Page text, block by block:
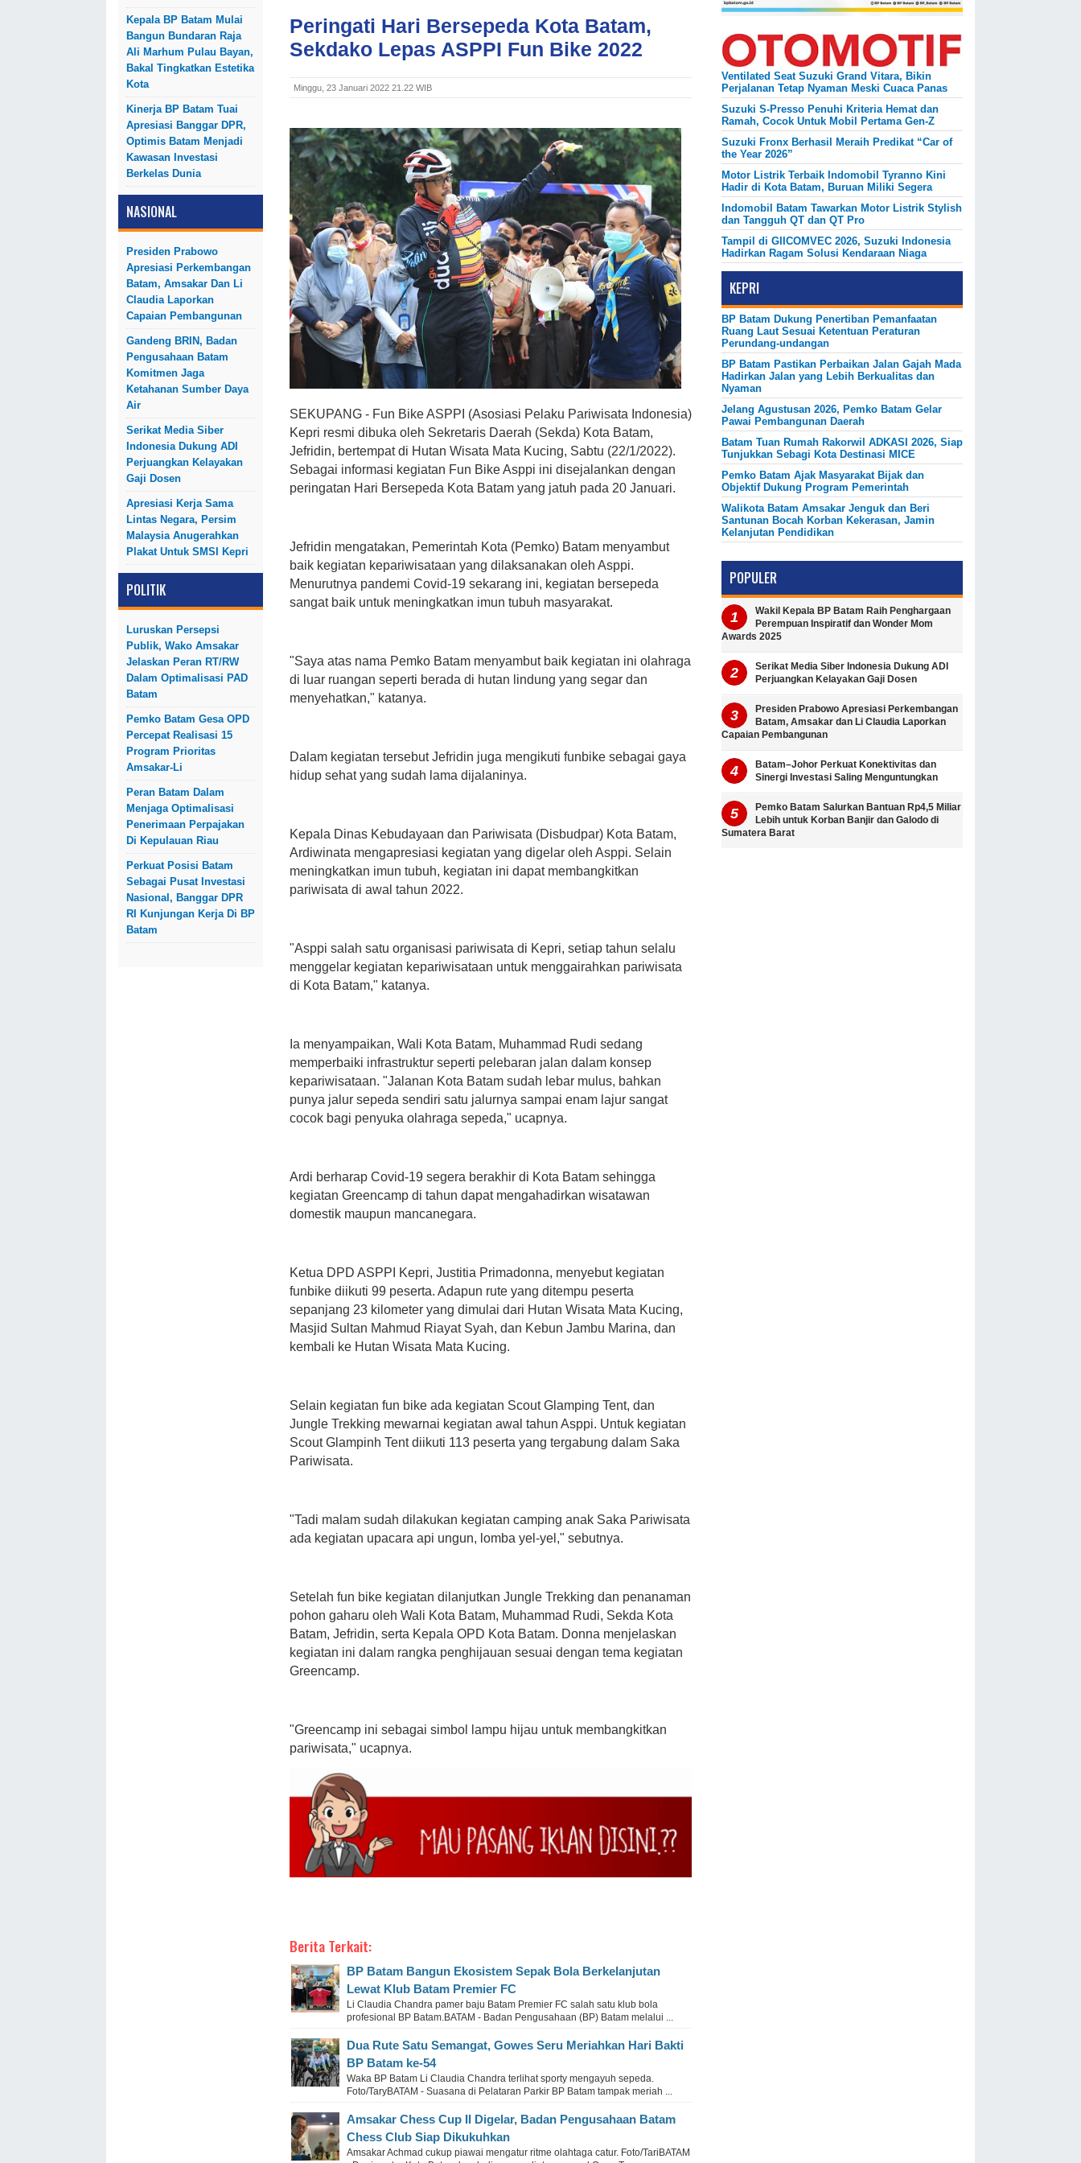
Kepala BP Batam Mulai
Bangun Bundaran Raja
Ali Marhum Pulau Bayan,
Bakal Tingkatkan Estetika
Kota
Kinerja BP Batam Tuai
Apresiasi Banggar DPR,
Optimis Batam Menjadi
Kawasan Investasi
Berkelas Dunia
NASIONAL
Presiden Prabowo
Apresiasi Perkembangan
Batam, Amsakar Dan Li
Claudia Laporkan
Capaian Pembangunan
Gandeng BRIN, Badan
Pengusahaan Batam
Komitmen Jaga
Ketahanan Sumber Daya
Air
Serikat Media Siber
Indonesia Dukung ADI
Perjuangkan Kelayakan
Gaji Dosen
Apresiasi Kerja Sama
Lintas Negara, Persim
Malaysia Anugerahkan
Plakat Untuk SMSI Kepri
POLITIK
Luruskan Persepsi
Publik, Wako Amsakar
Jelaskan Peran RT/RW
Dalam Optimalisasi PAD
Batam
Pemko Batam Gesa OPD
Percepat Realisasi 15
Program Prioritas
Amsakar-Li
Peran Batam Dalam
Menjaga Optimalisasi
Penerimaan Perpajakan
Di Kepulauan Riau
Perkuat Posisi Batam
Sebagai Pusat Investasi
Nasional, Banggar DPR
RI Kunjungan Kerja Di BP
Batam
Peringati Hari Bersepeda Kota Batam,
Sekdako Lepas ASPPI Fun Bike 2022
Minggu, 23 Januari 2022 21.22 WIB
SEKUPANG - Fun Bike ASPPI (Asosiasi Pelaku Pariwisata Indonesia)
Kepri resmi dibuka oleh Sekretaris Daerah (Sekda) Kota Batam,
Jefridin, bertempat di Hutan Wisata Mata Kucing, Sabtu (22/1/2022).
Sebagai informasi kegiatan Fun Bike Asppi ini disejalankan dengan
peringatan Hari Bersepeda Kota Batam yang jatuh pada 20 Januari.
Jefridin mengatakan, Pemerintah Kota (Pemko) Batam menyambut
baik kegiatan kepariwisataan yang dilaksanakan oleh Asppi.
Menurutnya pandemi Covid-19 sekarang ini, kegiatan bersepeda
sangat baik untuk meningkatkan imun tubuh masyarakat.
"Saya atas nama Pemko Batam menyambut baik kegiatan ini olahraga
di luar ruangan seperti berada di hutan lindung yang segar dan
menyehatkan," katanya.
Dalam kegiatan tersebut Jefridin juga mengikuti funbike sebagai gaya
hidup sehat yang sudah lama dijalaninya.
Kepala Dinas Kebudayaan dan Pariwisata (Disbudpar) Kota Batam,
Ardiwinata mengapresiasi kegiatan yang digelar oleh Asppi. Selain
meningkatkan imun tubuh, kegiatan ini dapat membangkitkan
pariwisata di awal tahun 2022.
"Asppi salah satu organisasi pariwisata di Kepri, setiap tahun selalu
menggelar kegiatan kepariwisataan untuk menggairahkan pariwisata
di Kota Batam," katanya.
Ia menyampaikan, Wali Kota Batam, Muhammad Rudi sedang
memperbaiki infrastruktur seperti pelebaran jalan dalam konsep
kepariwisataan. "Jalanan Kota Batam sudah lebar mulus, bahkan
punya jalur sepeda sendiri satu jalurnya sampai enam lajur sangat
cocok bagi penyuka olahraga sepeda," ucapnya.
Ardi berharap Covid-19 segera berakhir di Kota Batam sehingga
kegiatan Greencamp di tahun dapat mengahadirkan wisatawan
domestik maupun mancanegara.
Ketua DPD ASPPI Kepri, Justitia Primadonna, menyebut kegiatan
funbike diikuti 99 peserta. Adapun rute yang ditempu peserta
sepanjang 23 kilometer yang dimulai dari Hutan Wisata Mata Kucing,
Masjid Sultan Mahmud Riayat Syah, dan Kebun Jambu Marina, dan
kembali ke Hutan Wisata Mata Kucing.
Selain kegiatan fun bike ada kegiatan Scout Glamping Tent, dan
Jungle Trekking mewarnai kegiatan awal tahun Asppi. Untuk kegiatan
Scout Glampinh Tent diikuti 113 peserta yang tergabung dalam Saka
Pariwisata.
"Tadi malam sudah dilakukan kegiatan camping anak Saka Pariwisata
ada kegiatan upacara api ungun, lomba yel-yel," sebutnya.
Setelah fun bike kegiatan dilanjutkan Jungle Trekking dan penanaman
pohon gaharu oleh Wali Kota Batam, Muhammad Rudi, Sekda Kota
Batam, Jefridin, serta Kepala OPD Kota Batam. Donna menjelaskan
kegiatan ini dalam rangka penghijauan sesuai dengan tema kegiatan
Greencamp.
"Greencamp ini sebagai simbol lampu hijau untuk membangkitkan
pariwisata," ucapnya.
Berita Terkait:
BP Batam Bangun Ekosistem Sepak Bola Berkelanjutan
Lewat Klub Batam Premier FC
Li Claudia Chandra pamer baju Batam Premier FC salah satu klub bola
profesional BP Batam.BATAM - Badan Pengusahaan (BP) Batam melalui ...
Dua Rute Satu Semangat, Gowes Seru Meriahkan Hari Bakti
BP Batam ke-54
Waka BP Batam Li Claudia Chandra terlihat sporty mengayuh sepeda.
Foto/TaryBATAM - Suasana di Pelataran Parkir BP Batam tampak meriah ...
Amsakar Chess Cup II Digelar, Badan Pengusahaan Batam
Chess Club Siap Dikukuhkan
Amsakar Achmad cukup piawai mengatur ritme olahtaga catur. Foto/TariBATAM
Ventilated Seat Suzuki Grand Vitara, Bikin
Perjalanan Tetap Nyaman Meski Cuaca Panas
Suzuki S-Presso Penuhi Kriteria Hemat dan
Ramah, Cocok Untuk Mobil Pertama Gen-Z
Suzuki Fronx Berhasil Meraih Predikat “Car of
the Year 2026”
Motor Listrik Terbaik Indomobil Tyranno Kini
Hadir di Kota Batam, Buruan Miliki Segera
Indomobil Batam Tawarkan Motor Listrik Stylish
dan Tangguh QT dan QT Pro
Tampil di GIICOMVEC 2026, Suzuki Indonesia
Hadirkan Ragam Solusi Kendaraan Niaga
KEPRI
BP Batam Dukung Penertiban Pemanfaatan
Ruang Laut Sesuai Ketentuan Peraturan
Perundang-undangan
BP Batam Pastikan Perbaikan Jalan Gajah Mada
Hadirkan Jalan yang Lebih Berkualitas dan
Nyaman
Jelang Agustusan 2026, Pemko Batam Gelar
Pawai Pembangunan Daerah
Batam Tuan Rumah Rakorwil ADKASI 2026, Siap
Tunjukkan Sebagi Kota Destinasi MICE
Pemko Batam Ajak Masyarakat Bijak dan
Objektif Dukung Program Pemerintah
Walikota Batam Amsakar Jenguk dan Beri
Santunan Bocah Korban Kekerasan, Jamin
Kelanjutan Pendidikan
POPULER
Wakil Kepala BP Batam Raih Penghargaan
Perempuan Inspiratif dan Wonder Mom
Awards 2025
Serikat Media Siber Indonesia Dukung ADI
Perjuangkan Kelayakan Gaji Dosen
Presiden Prabowo Apresiasi Perkembangan
Batam, Amsakar dan Li Claudia Laporkan
Capaian Pembangunan
Batam–Johor Perkuat Konektivitas dan
Sinergi Investasi Saling Menguntungkan
Pemko Batam Salurkan Bantuan Rp4,5 Miliar
Lebih untuk Korban Banjir dan Galodo di
Sumatera Barat